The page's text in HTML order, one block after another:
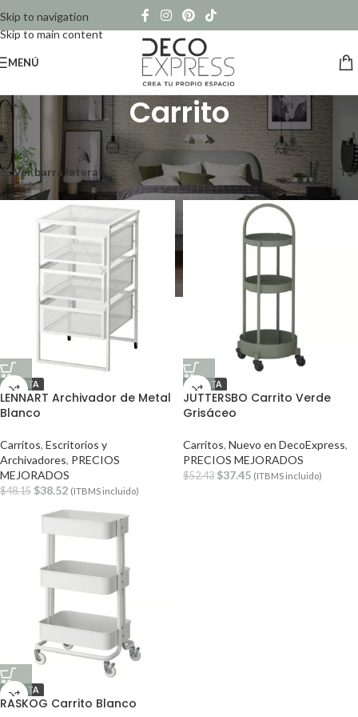
Skip to navigation
Skip to main content
MENÚ
Carrito
Inicio/ Productos etiquetados “Carrito” Mostrando los 3 resultados
Ver barra lateral
OFERTA
LENNART Archivador de Metal
Blanco
Carritos, Escritorios y
Archivadores, PRECIOS
MEJORADOS
$48.15 $38.52 (ITBMS incluido)
OFERTA
JUTTERSBO Carrito Verde
Grisáceo
Carritos, Nuevo en DecoExpress,
PRECIOS MEJORADOS
$52.43 $37.45 (ITBMS incluido)
OFERTA
RASKOG Carrito Blanco